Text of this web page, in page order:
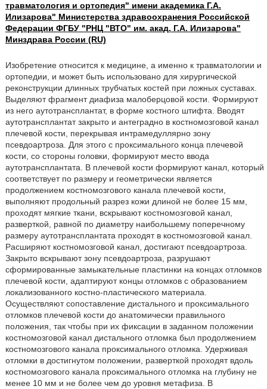
травматология и ортопедия" имени академика Г.А.
Илизарова" Министерства здравоохранения Российской
Федерации ФГБУ "РНЦ "ВТО" им. акад. Г.А. Илизарова"
Минздрава России (RU)
Изобретение относится к медицине, а именно к травматологии и
ортопедии, и может быть использовано для хирургической
реконструкции длинных трубчатых костей при ложных суставах.
Выделяют фрагмент диафиза малоберцовой кости. Формируют
из него аутотрансплантат, в форме костного штифта. Вводят
аутотрансплантат закрыто и антеградно в костномозговой канал
плечевой кости, перекрывая интрамедуллярно зону
псевдоартроза. Для этого с проксимального конца плечевой
кости, со стороны головки, формируют место ввода
аутотрансплантата. В плечевой кости формируют канал, который
соответствует по размеру и геометрически является
продолжением костномозгового канала плечевой кости,
выполняют продольный разрез кожи длиной не более 15 мм,
проходят мягкие ткани, вскрывают костномозговой канал,
разверткой, равной по диаметру наибольшему поперечному
размеру аутотрансплантата проходят в костномозговой канал.
Расширяют костномозговой канал, достигают псевдоартроза.
Закрыто вскрывают зону псевдоартроза, разрушают
сформированные замыкательные пластинки на концах отломков
плечевой кости, адаптируют концы отломков с образованием
локализованного костно-пластического материала.
Осуществляют сопоставление дистального и проксимального
отломков плечевой кости до анатомически правильного
положения, так чтобы при их фиксации в заданном положении
костномозговой канал дистального отломка был продолжением
костномозгового канала проксимального отломка. Удерживая
отломки в достигнутом положении, разверткой проходят вдоль
костномозгового канала проксимального отломка на глубину не
менее 10 мм и не более чем до уровня метафиза. В